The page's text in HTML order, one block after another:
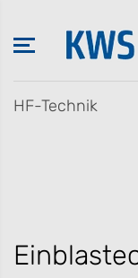
SPRINGEN
HF-Technik